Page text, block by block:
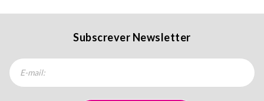
Subscrever Newsletter